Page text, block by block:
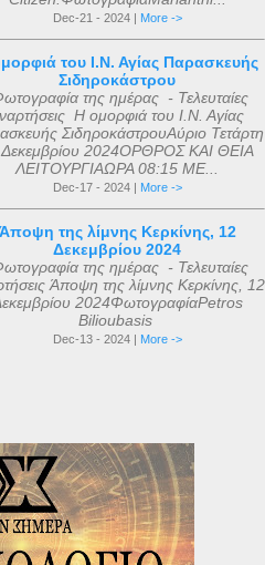
Dec-21 - 2024 | More ->
του Ι.Ν. Αγίας Παρασκευής
Σιδηροκάστρου
της ημέρας - Τελευταίες
Η ομορφιά του Ι.Ν. Αγίας
ΣιδηροκάστρουΑύριο Τετάρτη
Δεκεμβρίου 2024ΟΡΘΡΟΣ ΚΑΙ ΘΕΙΑ
ΛΕΙΤΟΥΡΓΙΑΩΡΑ 08:15 ΜΕ...
Dec-17 - 2024 | More ->
Άποψη της λίμνης Κερκίνης, 12
Δεκεμβρίου 2024
της ημέρας - Τελευταίες
Άποψη της λίμνης Κερκίνης, 12
2024ΦωτογραφίαPetros
Bilioubasis
Dec-13 - 2024 | More ->